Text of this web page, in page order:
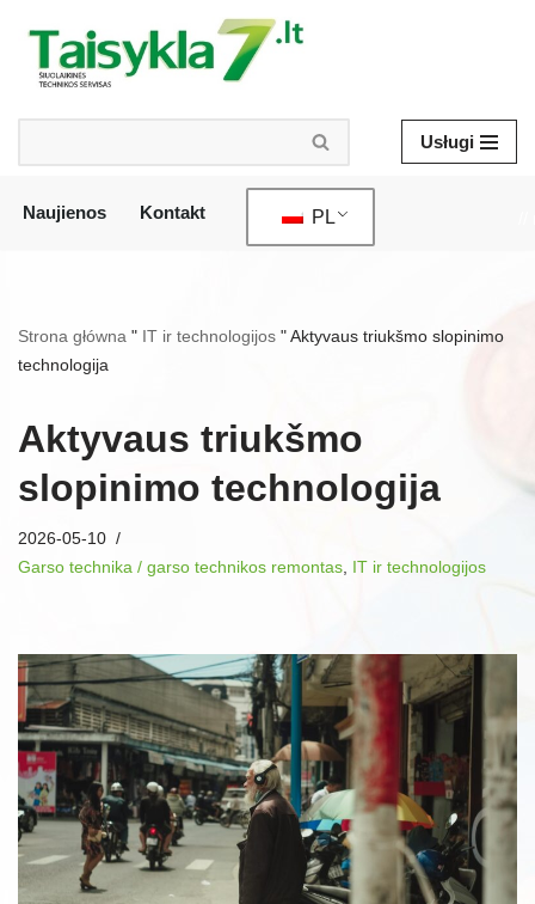
Przejdź
treści
Usługi
Naujienos Kontakt PL
Strona główna " IT ir technologijos "Aktyvaus triukšmo slopinimo
technologija
Aktyvaus triukšmo
slopinimo technologija
2026-05-10
Garso technika / garso technikos remontas IT ir technologijos